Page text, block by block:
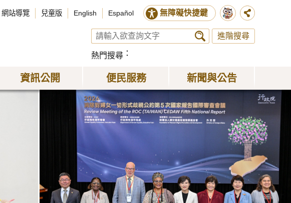
網站導覽 兒童版 English Español 無障礙快捷鍵
進階搜尋
熱門搜尋
資訊公開 便民服務 新聞與公告